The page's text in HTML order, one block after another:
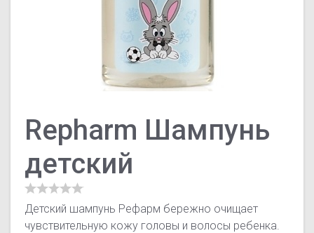
Repharm Шампунь
детский
Детский шампунь Рефарм бережно очищает
чувствительную кожу головы и волосы ребенка.